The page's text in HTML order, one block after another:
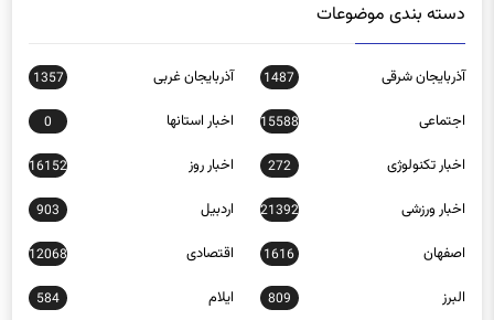
دسته بندی موضوعات
آذربایجان شرقی 1487 آذربایجان غربی 1357
اجتماعی 15588 اخبار استانها 0
اخبار تکنولوژی 272 اخبار روز 16152
اخبار ورزشی 21392 اردبیل 903
اصفهان 1616 اقتصادی 12068
البرز 809 ایلام 584